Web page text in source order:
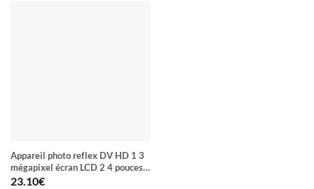
Appareil photo reflex DV HD 1 3
mégapixel écran LCD 2 4 pouces
enregistrement Full HD 720P EIS
23.10€